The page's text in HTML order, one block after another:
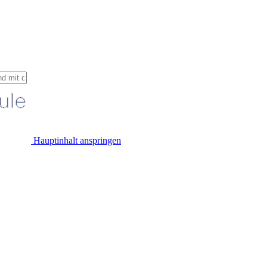
Hauptinhalt anspringen